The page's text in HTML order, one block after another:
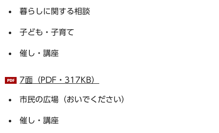
暮らしに関する相談
子ども・子育て
催し・講座
7面（PDF・317KB）
市民の広場（おいでください）
催し・講座